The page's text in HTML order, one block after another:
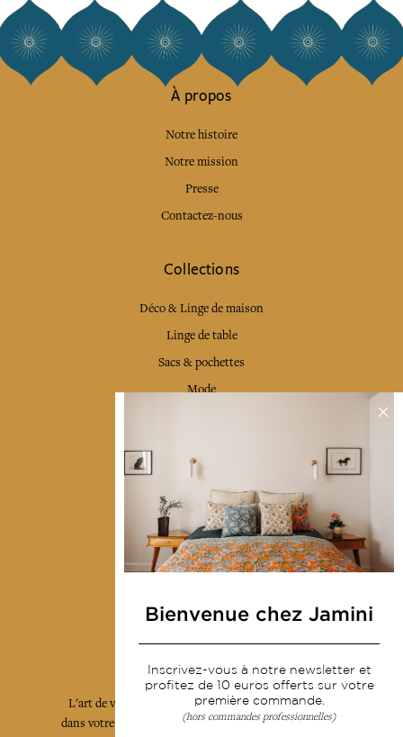
À propos
Notre histoire
Notre mission
Presse
Contactez-nous
Collections
Déco & Linge de maison
Linge de table
Sacs & pochettes
Mode
Livraison & retour
CGV
Devenir revendeur
Notre communauté
L'art de vivre JAMINI raconté avec poésie et élégance
dans votre boîte mail. Inscrivez vous à notre newsletter
Bienvenue chez Jamini
Inscrivez-vous à notre newsletter et
profitez de 10 euros offerts sur votre
première commande.
(hors commandes professionnelles)